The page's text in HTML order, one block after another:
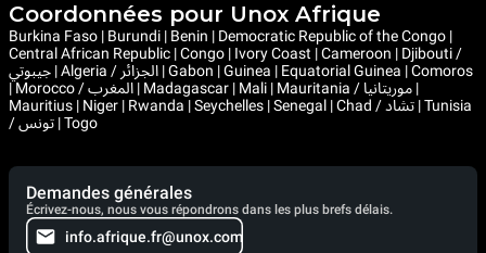
Coordonnées pour Unox Afrique
Burkina Faso | Burundi | Benin | Democratic Republic of the Congo |
Central African Republic | Congo | Ivory Coast | Cameroon | Djibouti /
جيبوتي | Algeria / الجزائر | Gabon | Guinea | Equatorial Guinea | Comoros
| Morocco / المغرب | Madagascar | Mali | Mauritania / موريتانيا |
Mauritius | Niger | Rwanda | Seychelles | Senegal | Chad / تشاد | Tunisia
/ تونس | Togo
Demandes générales
Écrivez-nous, nous vous répondrons dans les plus brefs délais.
info.afrique.fr@unox.com